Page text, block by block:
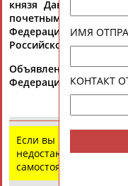
князя Даниила
почетными
Федерации (4
Российской
Объявлены
Федерации (7 февраля
Если вы нашли
недостающую
самостоятельно
ИМЯ
КОНТАКТ